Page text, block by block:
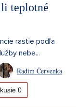
teplotné
rastie podľa
nebe...
Radim Červenka
0